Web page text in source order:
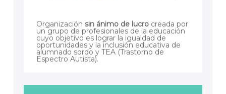
Organización sin ánimo de lucro creada por
un grupo de profesionales de la educación
cuyo objetivo es lograr la igualdad de
oportunidades y la inclusión educativa de
alumnado sordo y TEA (Trastorno de
Espectro Autista).